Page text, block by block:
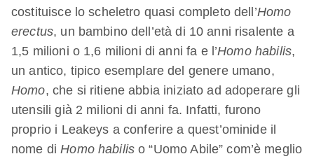
costituisce lo scheletro quasi completo dell’Homo
erectus, un bambino dell’età di 10 anni risalente a
1,5 milioni o 1,6 milioni di anni fa e l’Homo habilis,
un antico, tipico esemplare del genere umano,
Homo, che si ritiene abbia iniziato ad adoperare gli
utensili già 2 milioni di anni fa. Infatti, furono
proprio i Leakeys a conferire a quest’ominide il
nome diHomo habilis o “Uomo Abile” com’è meglio